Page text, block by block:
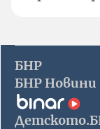
БНР
БНР Новини